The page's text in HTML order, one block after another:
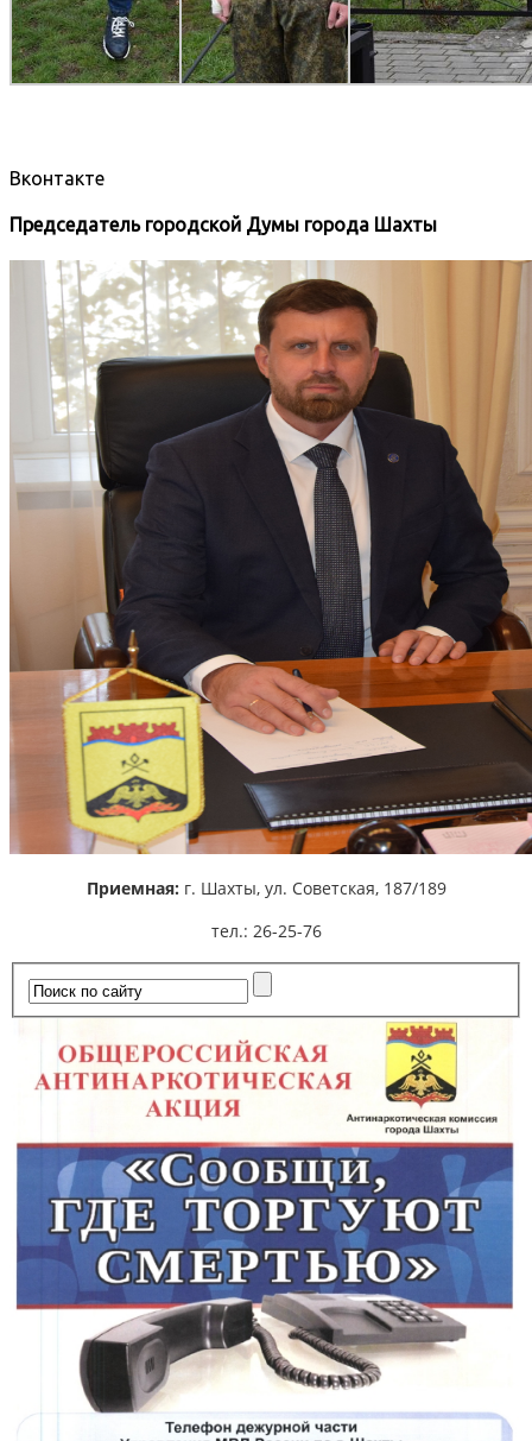
Вконтакте
Председатель городской Думы города Шахты
Приемная: г. Шахты, ул. Советская, 187/189
тел.: 26-25-76